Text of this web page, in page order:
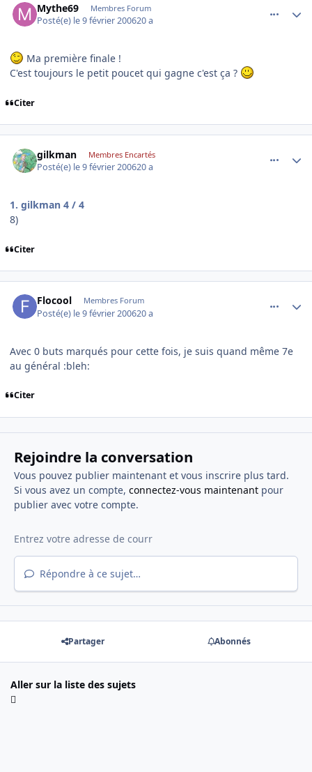
Mythe69 Membres Forum
Posté(e) le 9 février 200620 a
Ma première finale !
C'est toujours le petit poucet qui gagne c'est ça ?
Citer
gilkman Membres Encartés
Posté(e) le 9 février 200620 a
1. gilkman 4 / 4
8)
Citer
Flocool Membres Forum
Posté(e) le 9 février 200620 a
Avec 0 buts marqués pour cette fois, je suis quand même 7e
au général :bleh:
Citer
Rejoindre la conversation
Vous pouvez publier maintenant et vous inscrire plus tard.
Si vous avez un compte, connectez-vous maintenantpour
publier avec votre compte.
Répondre à ce sujet…
Partager Abonnés
Aller sur la liste des sujets